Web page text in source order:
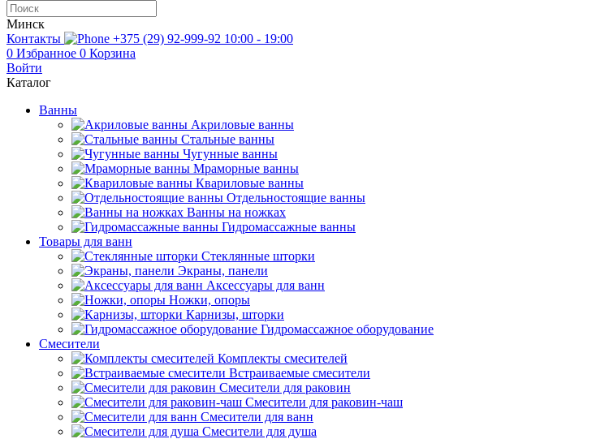
Минск
Контакты
+375 (29) 92-999-92 10:00 - 19:00
0 Избранное 0 Корзина
Войти
Каталог
Ванны
Акриловые ванны
Стальные ванны
Чугунные ванны
Мраморные ванны
Квариловые ванны
Отдельностоящие ванны
Ванны на ножках
Гидромассажные ванны
Товары для ванн
Стеклянные шторки
Экраны, панели
Аксессуары для ванн
Ножки, опоры
Карнизы, шторки
Гидромассажное оборудование
Смесители
Комплекты смесителей
Встраиваемые смесители
Смесители для раковин
Смесители для раковин-чаш
Смесители для ванн
Смесители для душа